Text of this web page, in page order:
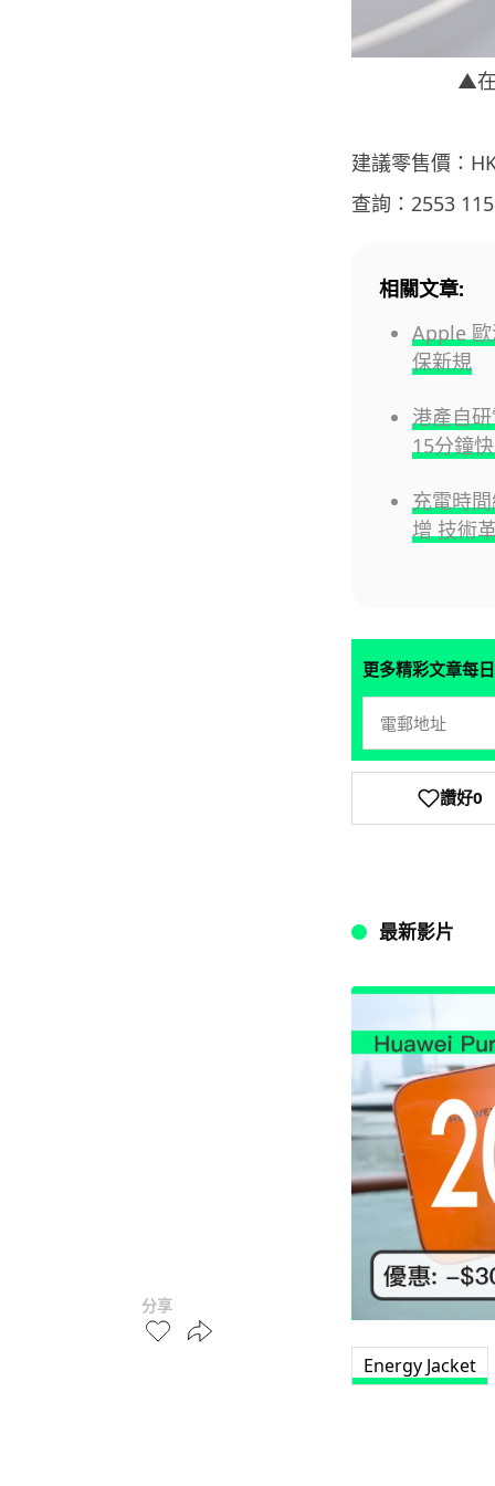
分享
▲
建議零售價：
查詢：2553
相關文章:
Apple
保新規
港產自
15分鐘
充電時
增 技術
更多精彩文章每
讚好0
最新影片
Energy Jacket